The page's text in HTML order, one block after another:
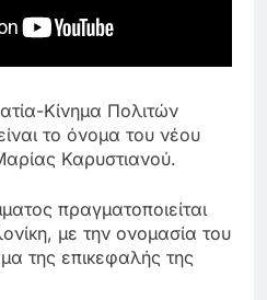
Κίνημα Πολιτών
το όνομα του νέου
Καρυστιανού.
πραγματοποιείται
με την ονομασία του
της επικεφαλής της